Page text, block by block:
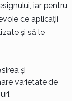
iar pentru
de aplicații
și să le
și
varietate de